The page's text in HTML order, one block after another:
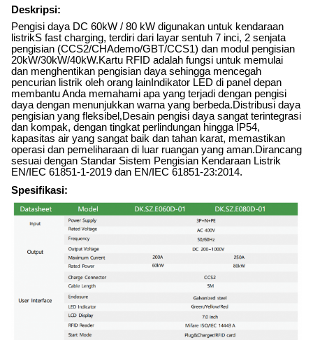
Deskripsi:
Pengisi daya DC 60kW / 80 kW digunakan untuk kendaraan
listrikS fast charging, terdiri dari layar sentuh 7 inci, 2 senjata
pengisian (CCS2/CHAdemo/GBT/CCS1) dan modul pengisian
20kW/30kW/40kW.Kartu RFID adalah fungsi untuk memulai
dan menghentikan pengisian daya sehingga mencegah
pencurian listrik oleh orang lainIndikator LED di panel depan
membantu Anda memahami apa yang terjadi dengan pengisi
daya dengan menunjukkan warna yang berbeda.Distribusi daya
pengisian yang fleksibel ,Desain pengisi daya sangat terintegrasi
dan kompak, dengan tingkat perlindungan hingga IP54,
kapasitas air yang sangat baik dan tahan karat, memastikan
operasi dan pemeliharaan di luar ruangan yang aman.Dirancang
sesuai dengan Standar Sistem Pengisian Kendaraan Listrik
EN/IEC 61851-1-2019 dan EN/IEC 61851-23:2014.
Spesifikasi: